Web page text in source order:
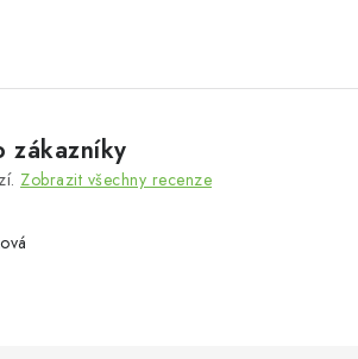
zákazníky
Zobrazit všechny recenze